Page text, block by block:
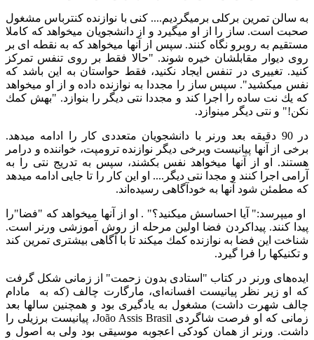
به سالن تمرین بركلی بر‌میگردیم.... كنی با نوازنده كنترباس مشغول
صحبت است. ساز را از او میگیرد و از دانشجویان میخواهد كه كاملا
مستقیم به روبرو نگاه كنند. سپس از آنها میخواهد كه به نقطه ای بر
روی دیوار مقابلشان خیره شوند. "‌حالا فقط بر روی تنفس تمركز
كنید. تغییری در تنفس ایجاد نكنید، فقط حواستان به این باشد كه
نفس میكشید"‌. سپس ساز را مجددا به نوازنده داده و از او میخواهد
كه یك نت ساده را اجرا كند و مجددا نتی دیگر را بنوازد. "بهش كمك
نكن!" و نتی دیگر مینوازد.
در 90 دقیقه بعد ورنر با دانشجویان متعددی كار را ادامه میدهد.
برخی از آنها پیانیست وبرخی دیگر نوازنده ترومپت،‌ خواننده و درامر
هستند. او از آنها میخواهد نفس بكشند، سپس به تدریج نتی را به
آرامی اجرا كنند و مجدا نتی دیگر.... او این كار را تا جایی ادامه میدهد
كه مطمئن شود آنها به خودآگاهی رسیده‌اند.
او میپرسد:‌‌‌"‌ آیا احساسش میكنید؟" . او از آنها میخواهد كه "فضا"‌را
پیدا كنند. پیداكردن فضا اولین مرحله از روش آموزشی ورنر است.
شناخت این فضا به نوازنده كمك میكند تا با آگاهی بیشتری تمرین كند
و تكنیكها را فرا گیرد.
ایده‌های ورنر در كتاب "استادی بدون زحمت" از زمانی شكل گرفت
كه او زیر نظر پیانیست افسانه‌ای، مارگارت چالف (كه به مادام
چالف شهرت داشت)‌ مشغول به یادگیری بود و همچنین سالها بعد
زمانی كه او فرصت شاگردی João Assis Brasil، پیانیست برزیلی را
داشت. ورنر از همان كودكی اعجوبه موسیقی بود ولی به اصول و